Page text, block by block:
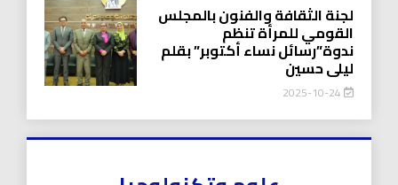
لجنة الثقافة والفنون بالمجلس
القومي للمرأة تنظم
ندوة”رسائل نساء أكتوبر” بقلم
ليلى حسين
2025-10-24